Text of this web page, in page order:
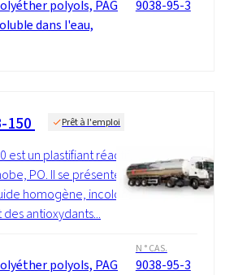
polyols, PAG
dans l'eau,
9038-95-3
150 Prêt à l'emploi
est un plastifiant réactif,
PO. Il se présente
homogène, incolore
antioxydants...
polyols, PAG
N ° CAS.
9038-95-3